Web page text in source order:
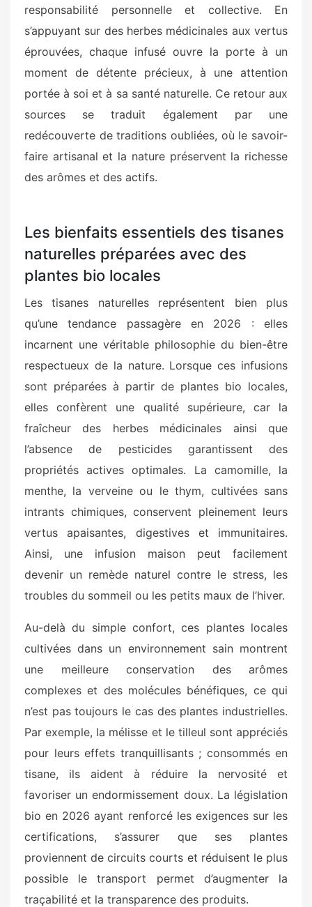
responsabilité personnelle et collective. En
s’appuyant sur des herbes médicinales aux vertus
éprouvées, chaque infusé ouvre la porte à un
moment de détente précieux, à une attention
portée à soi et à sa santé naturelle. Ce retour aux
sources se traduit également par une
redécouverte de traditions oubliées, où le savoir-
faire artisanal et la nature préservent la richesse
des arômes et des actifs.
Les bienfaits essentiels des tisanes
naturelles préparées avec des
plantes bio locales
Les tisanes naturelles représentent bien plus
qu’une tendance passagère en 2026 : elles
incarnent une véritable philosophie du bien-être
respectueux de la nature. Lorsque ces infusions
sont préparées à partir de plantes bio locales,
elles confèrent une qualité supérieure, car la
fraîcheur des herbes médicinales ainsi que
l’absence de pesticides garantissent des
propriétés actives optimales. La camomille, la
menthe, la verveine ou le thym, cultivées sans
intrants chimiques, conservent pleinement leurs
vertus apaisantes, digestives et immunitaires.
Ainsi, une infusion maison peut facilement
devenir un remède naturel contre le stress, les
troubles du sommeil ou les petits maux de l’hiver.
Au-delà du simple confort, ces plantes locales
cultivées dans un environnement sain montrent
une meilleure conservation des arômes
complexes et des molécules bénéfiques, ce qui
n’est pas toujours le cas des plantes industrielles.
Par exemple, la mélisse et le tilleul sont appréciés
pour leurs effets tranquillisants ; consommés en
tisane, ils aident à réduire la nervosité et
favoriser un endormissement doux. La législation
bio en 2026 ayant renforcé les exigences sur les
certifications, s’assurer que ses plantes
proviennent de circuits courts et réduisent le plus
possible le transport permet d’augmenter la
traçabilité et la transparence des produits.